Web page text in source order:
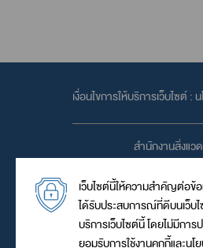
เงื่อนไขการให้บริการเว็บไซต์ :
สำนักงานสิ่งแ
เว็บไซต์นี้ให้ความสำคัญต่อข้
ได้รับประสบการณ์ที่ดีบนเว็บไ
บริการเว็บไซต์นี้ โดยไม่มีกา
ยอมรับการใช้งานคุกกี้และน